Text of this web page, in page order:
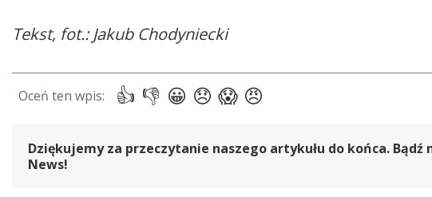
Tekst, fot.: Jakub Chodyniecki
Dziękujemy za przeczytanie naszego artykułu do końca. Bądź
News!